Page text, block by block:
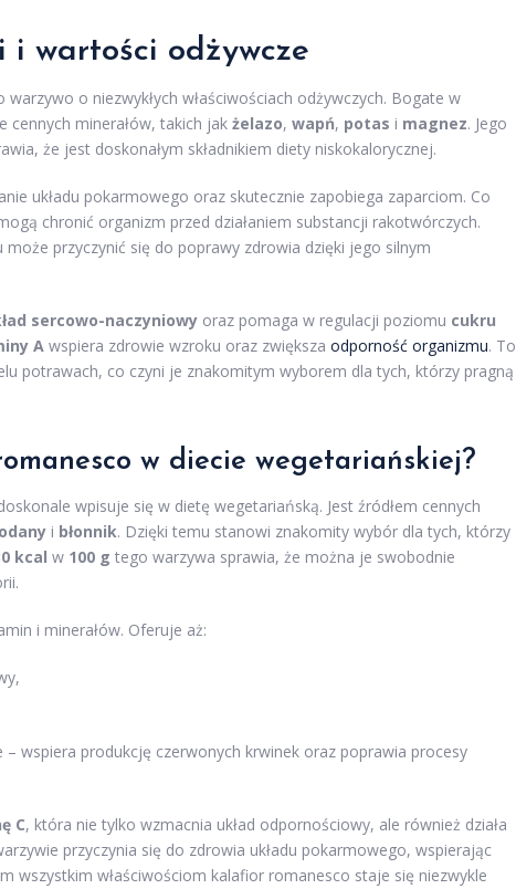
i wartości odżywcze
o niezwykłych właściwościach odżywczych. Bogate w
cennych minerałów, takich jak żelazo, wapń, potas i magnez. Jego
że jest doskonałym składnikiem diety niskokalorycznej.
układu pokarmowego oraz skutecznie zapobiega zaparciom. Co
chronić organizm przed działaniem substancji rakotwórczych.
przyczynić się do poprawy zdrowia dzięki jego silnym
sercowo-naczyniowy oraz pomaga w regulacji poziomu cukru
A wspiera zdrowie wzroku oraz zwiększa odporność organizmu. To
potrawach, co czyni je znakomitym wyborem dla tych, którzy pragną
w diecie wegetariańskiej?
wpisuje się w dietę wegetariańską. Jest źródłem cennych
i błonnik. Dzięki temu stanowi znakomity wybór dla tych, którzy
kcal w 100 g tego warzywa sprawia, że można je swobodnie
i minerałów. Oferuje aż:
wspiera produkcję czerwonych krwinek oraz poprawia procesy
C, która nie tylko wzmacnia układ odpornościowy, ale również działa
przyczynia się do zdrowia układu pokarmowego, wspierając
wszystkim właściwościom kalafior romanesco staje się niezwykle